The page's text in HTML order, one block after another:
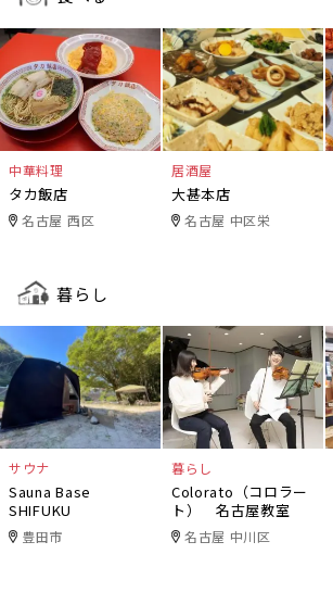
中華料理
タカ飯店
名古屋 西区
居酒屋
大甚本店
名古屋 中区栄
暮らし
サウナ
Sauna Base
SHIFUKU
豊田市
暮らし
Colorato（コロラー
ト） 名古屋教室
名古屋 中川区